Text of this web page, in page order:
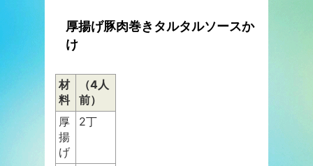
厚揚げ豚肉巻きタルタルソースか
け
材
料
（4人
前）
厚
揚
げ
2丁